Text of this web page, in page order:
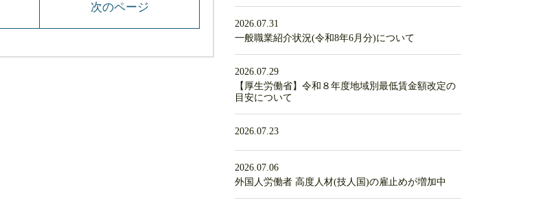
次のページ
2026.07.31
一般職業紹介状況(令和8年6月分)について
2026.07.29
【厚生労働省】令和８年度地域別最低賃金額改定の
目安について
2026.07.23
2026.07.06
外国人労働者 高度人材(技人国)の雇止めが増加中